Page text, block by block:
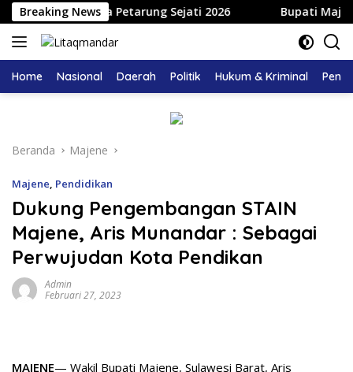
Langsung
ke
konten
Breaking News
Segitiga Petarung Sejati 2026 Bupati Majene
Home Nasional Daerah Politik Hukum & Kriminal
Beranda Majene
Majene, Pendidikan
Dukung Pengembangan STAIN
Majene, Aris Munandar : Sebagai
Perwujudan Kota Pendikan
Admin
Februari 27, 2023
MAJENE— Wakil Bupati Majene, Sulawesi Barat, Aris